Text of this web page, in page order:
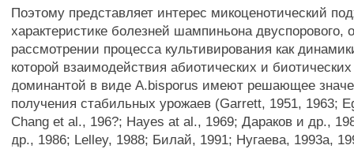
Поэтому представляет интерес микоценотический
характеристике болезней шампиньона двуспорового,
рассмотрении процесса культивирования как
которой взаимодействия абиотических и
доминантой в виде A.bisporus имеют решающее
получения стабильных урожаев (Garrett, 1951, 1963;
Chang et al., 196?; Hayes at al., 1969; Дараков и др.,
др., 1986; Lelley, 1988; Билай, 1991; Нугаева, 1993а,